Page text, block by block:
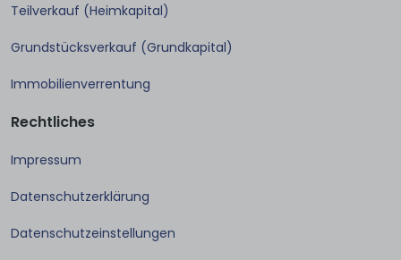
Teilverkauf (Heimkapital)
Grundstücksverkauf (Grundkapital)
Immobilienverrentung
Rechtliches
Impressum
Datenschutzerklärung
Datenschutzeinstellungen